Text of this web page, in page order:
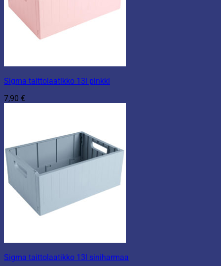
Sigma taittolaatikko 13l pinkki
7,90 €
Sigma taittolaatikko 13l siniharmaa